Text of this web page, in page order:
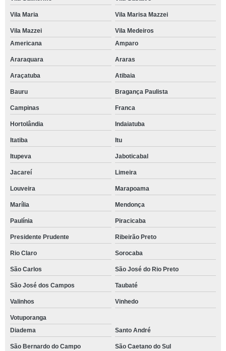
Vila Maria Vila Marisa Mazzei
Vila Mazzei
Vila Medeiros
Americana
Amparo
Araraquara Araras
Araçatuba Atibaia
Bauru Bragança Paulista
Campinas Franca
Hortolândia Indaiatuba
Itatiba Itu
Itupeva Jaboticabal
Jacareí Limeira
Louveira Marapoama
Marília Mendonça
Paulínia Piracicaba
Presidente Prudente Ribeirão Preto
Rio Claro Sorocaba
São Carlos São José do Rio Preto
São José dos Campos Taubaté
Valinhos Vinhedo
Votuporanga
Diadema
Santo André
São Bernardo do Campo
São Caetano do Sul